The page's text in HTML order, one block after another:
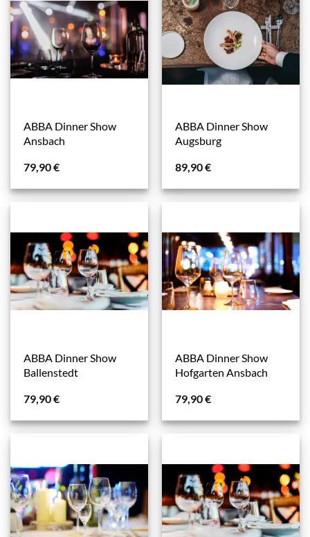
ABBA Dinner Show
Ansbach
79,90€
ABBA Dinner Show
Augsburg
89,90€
ABBA Dinner Show
Ballenstedt
79,90€
ABBA Dinner Show
Hofgarten Ansbach
79,90€